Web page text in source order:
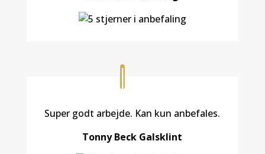
Super godt arbejde. Kan kun anbefales.
Tonny Beck Galsklint